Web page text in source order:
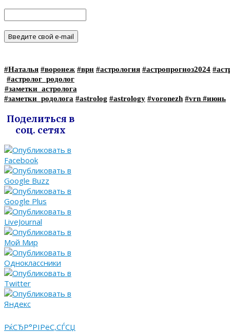
#Наталья #воронеж #врн #астрология #астропрогноз2024
#астролог_родолог
#заметки_астролога
#заметки_родолога #astrolog #astrology #voronezh #vrn #июнь
Поделиться в
соц. сетях
РќСЂР°РІРёС‚СЃСЏ